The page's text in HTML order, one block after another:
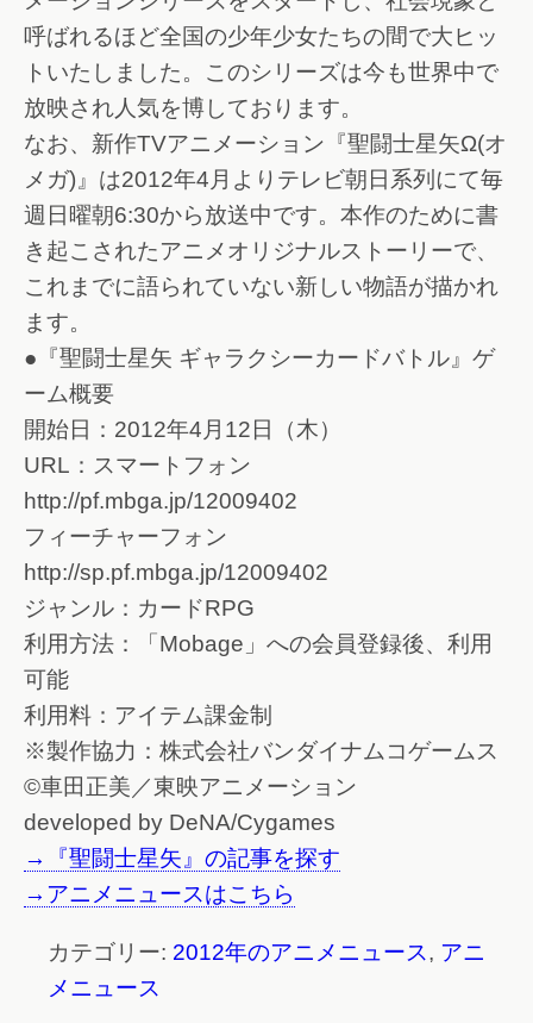
呼ばれるほど全国の少年少女たちの間で大ヒッ
トいたしました。このシリーズは今も世界中で
放映され人気を博しております。
なお、新作TVアニメーション『聖闘士星矢Ω(オ
メガ)』は2012年4月よりテレビ朝日系列にて毎
週日曜朝6:30から放送中です。本作のために書
き起こされたアニメオリジナルストーリーで、
これまでに語られていない新しい物語が描かれ
ます。
●『聖闘士星矢 ギャラクシーカードバトル』ゲ
ーム概要
開始日：2012年4月12日（木）
URL：スマートフォン
http://pf.mbga.jp/12009402
フィーチャーフォン
http://sp.pf.mbga.jp/12009402
ジャンル：カードRPG
利用方法：「Mobage」への会員登録後、利用
可能
利用料：アイテム課金制
※製作協力：株式会社バンダイナムコゲームス
©車田正美／東映アニメーション
developed by DeNA/Cygames
→『聖闘士星矢』の記事を探す
→アニメニュースはこちら
カテゴリー: 2012年のアニメニュース, アニ
メニュース